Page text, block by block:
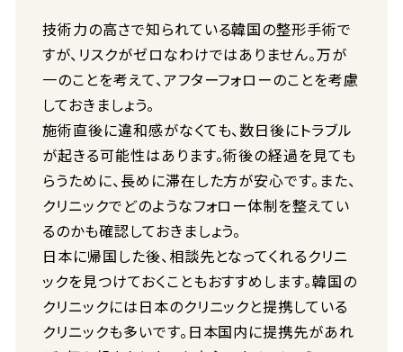
技術力の高さで知られている韓国の整形手術で
すが、リスクがゼロなわけではありません。万が
一のことを考えて、アフターフォローのことを考慮
しておきましょう。
施術直後に違和感がなくても、数日後にトラブル
が起きる可能性はあります。術後の経過を見ても
らうために、長めに滞在した方が安心です。また、
クリニックでどのようなフォロー体制を整えてい
るのかも確認しておきましょう。
日本に帰国した後、相談先となってくれるクリニ
ックを見つけておくこともおすすめします。韓国の
クリニックには日本のクリニックと提携している
クリニックも多いです。日本国内に提携先があれ